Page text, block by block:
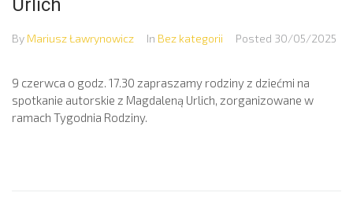
By Mariusz Ławrynowicz In Bez kategorii Posted 30/05/2025
9 czerwca o godz. 17.30 zapraszamy rodziny z dziećmi na
spotkanie autorskie z Magdaleną Urlich, zorganizowane w
ramach Tygodnia Rodziny.